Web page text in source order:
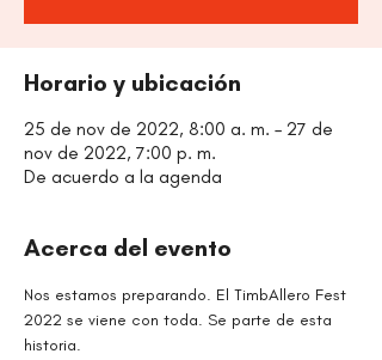
Horario y ubicación
25 de nov de 2022, 8:00 a. m. – 27 de
nov de 2022, 7:00 p. m.
De acuerdo a la agenda
Acerca del evento
Nos estamos preparando. El TimbAllero Fest
2022 se viene con toda. Se parte de esta
historia.